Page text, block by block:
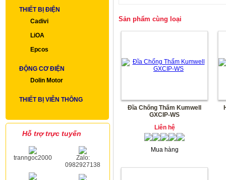
THIẾT BỊ ĐIỆN
Cadivi
LiOA
Epcos
ĐỘNG CƠ ĐIỆN
Dolin Motor
THIẾT BỊ VIỄN THÔNG
Hỗ trợ trực tuyến
tranngoc2000
Zalo:
0982927138
Sản phẩm cùng loại
Đĩa Chống Thấm Kumwell
GXCIP-WS
Liên hệ
Mua hàng